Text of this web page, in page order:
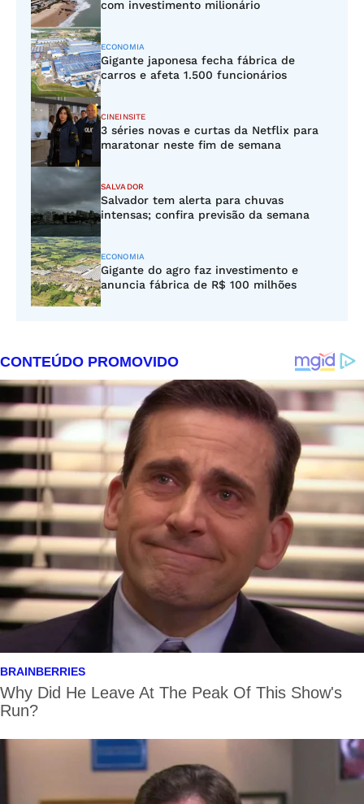
com investimento milionário
ECONOMIA
Gigante japonesa fecha fábrica de
carros e afeta 1.500 funcionários
CINEINSITE
3 séries novas e curtas da Netflix para
maratonar neste fim de semana
SALVADOR
Salvador tem alerta para chuvas
intensas; confira previsão da semana
ECONOMIA
Gigante do agro faz investimento e
anuncia fábrica de R$ 100 milhões